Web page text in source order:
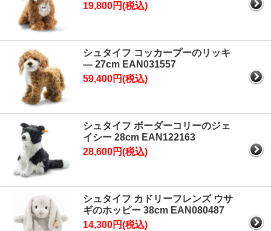
19,800円(税込)
シュタイフ コッカープーのリッキ
― 27cm EAN031557
59,400円(税込)
シュタイフ ボーダーコリーのジェ
イシー 28cm EAN122163
28,600円(税込)
シュタイフ カドリーフレンズ ウサ
ギのホッピー 38cm EAN080487
14,300円(税込)